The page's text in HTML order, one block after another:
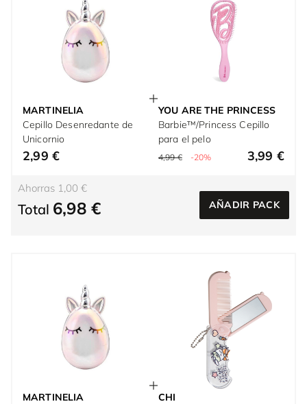
MARTINELIA
Cepillo Desenredante de
Unicornio
2,99 €
YOU ARE THE PRINCESS
Barbie™/Princess Cepillo
para el pelo
4,99 € -20% 3,99 €
Ahorras 1,00 €
Total 6,98 € AÑADIR PACK
MARTINELIA
CHI